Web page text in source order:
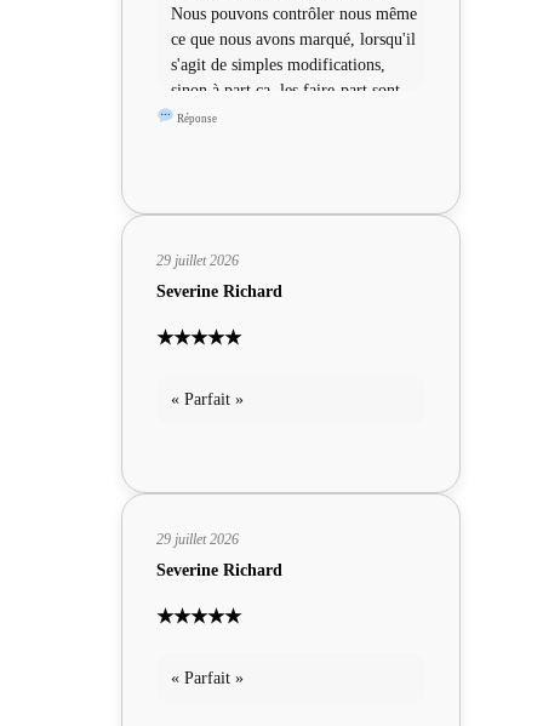
Nous pouvons contrôler nous même
ce que nous avons marqué, lorsqu'il
s'agit de simples modifications,
sinon à part ça, les faire-part sont
sympas »
Réponse
29 juillet 2026
Severine Richard
★★★★★
« Parfait »
29 juillet 2026
Severine Richard
★★★★★
« Parfait »